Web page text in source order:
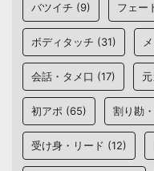
バツイチ (9) フェー
ボディタッチ (31)
会話・タメ口 (17)
初アポ (65) 割り勘
受け身・リード (12)